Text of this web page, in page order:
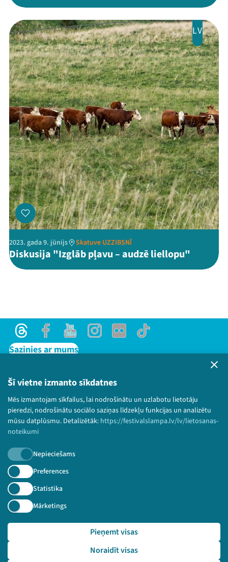
Šī vietne izmanto sīkdatnes
Mēs izmantojam sīkfailus, lai nodrošinātu un uzlabotu lietotāju
pieredzi, nodrošinātu sociālo saziņas līdzekļu funkcijas un analizētu
mūsu datplūsmu. Detalizētāk: https://festivalslampa.lv/lv/lietosanas-
noteikumi
Nepieciešams
Preferences
Statistika
Mārketings
Noraidīt visas
Pieņemt visas
ThreadsFacebookYoutube
X Instagram
Flick TikTok
LV
2023. gada 9. jūnijs Skatuve UZZIBSNĪ
Diskusija "Izglāb pļavu – audzē liellopu"
ThreadsFacebookYoutubeInstagram
Flick TikTok
Sazinies ar mums
Lietošanas noteikumi un sīkdatņu politika
Bērnu aizsardzības politika
© 2026 Sarunu festivāls LAMPA Visas tiesības
paturētas.
Piesakies jaunumiem!
Nepalaid garām aktuālāko informāciju!
Pieteikties